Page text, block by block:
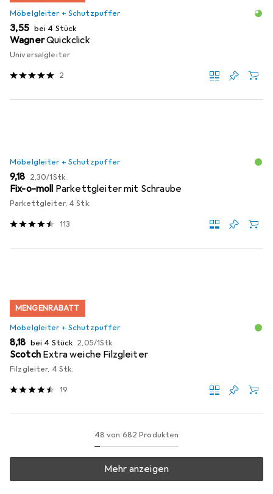
Möbelgleiter + Schutzpuffer
EUR
3,55 bei 4 Stück
WagnerQuickclick
Universalgleiter
2
Möbelgleiter + Schutzpuffer
EUR
9,18 EUR
2,30/1Stk.
Fix-o-moll Parkettgleiter mit Schraube
Parkettgleiter, 4 Stk.
113
MENGENRABATT
Möbelgleiter + Schutzpuffer
EUR
8,18 bei 4 Stück EUR
2,05/1Stk.
Scotch Extra weiche Filzgleiter
Filzgleiter, 4 Stk.
19
48 von 682 Produkten
Mehr anzeigen